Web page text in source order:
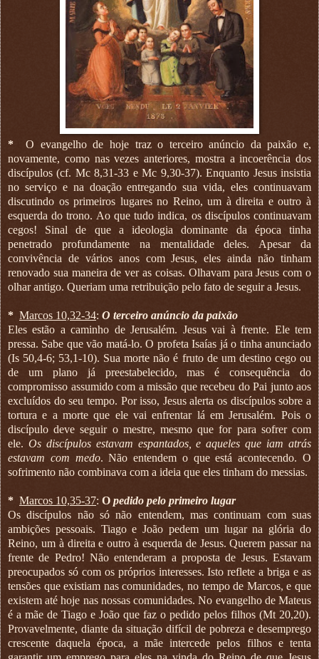
* O evangelho de hoje traz o terceiro anúncio da paixão e,
novamente, como nas vezes anteriores, mostra a incoerência dos
discípulos (cf. Mc 8,31-33 e Mc 9,30-37). Enquanto Jesus insistia
no serviço e na doação entregando sua vida, eles continuavam
discutindo os primeiros lugares no Reino, um à direita e outro à
esquerda do trono. Ao que tudo indica, os discípulos continuavam
cegos! Sinal de que a ideologia dominante da época tinha
penetrado profundamente na mentalidade deles. Apesar da
convivência de vários anos com Jesus, eles ainda não tinham
renovado sua maneira de ver as coisas. Olhavam para Jesus com o
olhar antigo. Queriam uma retribuição pelo fato de seguir a Jesus.
* Marcos 10,32-34: O terceiro anúncio da paixão
Eles estão a caminho de Jerusalém. Jesus vai à frente. Ele tem
pressa. Sabe que vão matá-lo. O profeta Isaías já o tinha anunciado
(Is 50,4-6; 53,1-10). Sua morte não é fruto de um destino cego ou
de um plano já preestabelecido, mas é consequência do
compromisso assumido com a missão que recebeu do Pai junto aos
excluídos do seu tempo. Por isso, Jesus alerta os discípulos sobre a
tortura e a morte que ele vai enfrentar lá em Jerusalém. Pois o
discípulo deve seguir o mestre, mesmo que for para sofrer com
ele. Os discípulos estavam espantados, e aqueles que iam atrás
estavam com medo. Não entendem o que está acontecendo. O
sofrimento não combinava com a ideia que eles tinham do messias.
* Marcos 10,35-37: O pedido pelo primeiro lugar
Os discípulos não só não entendem, mas continuam com suas
ambições pessoais. Tiago e João pedem um lugar na glória do
Reino, um à direita e outro à esquerda de Jesus. Querem passar na
frente de Pedro! Não entenderam a proposta de Jesus. Estavam
preocupados só com os próprios interesses. Isto reflete a briga e as
tensões que existiam nas comunidades, no tempo de Marcos, e que
existem até hoje nas nossas comunidades. No evangelho de Mateus
é a mãe de Tiago e João que faz o pedido pelos filhos (Mt 20,20).
Provavelmente, diante da situação difícil de pobreza e desemprego
crescente daquela época, a mãe intercede pelos filhos e tenta